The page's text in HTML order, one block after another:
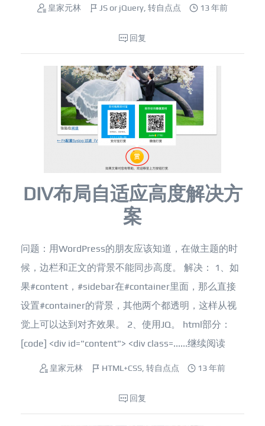
皇家元林 JS or jQuery ,转自点点 13 年前
回复
DIV布局自适应高度解决方
案
问题：用WordPress的朋友应该知道，在做主题的时
候，边栏和正文的背景不能同步高度。 解决： 1、如
果#content，#sidebar在#container里面，那么直接
设置#container的背景，其他两个都透明，这样从视
觉上可以达到对齐效果。 2、使用JQ。 html部分：
[code] <div id="content"> <div class=......继续阅读
皇家元林 HTML+CSS, 转自点点 13 年前
回复